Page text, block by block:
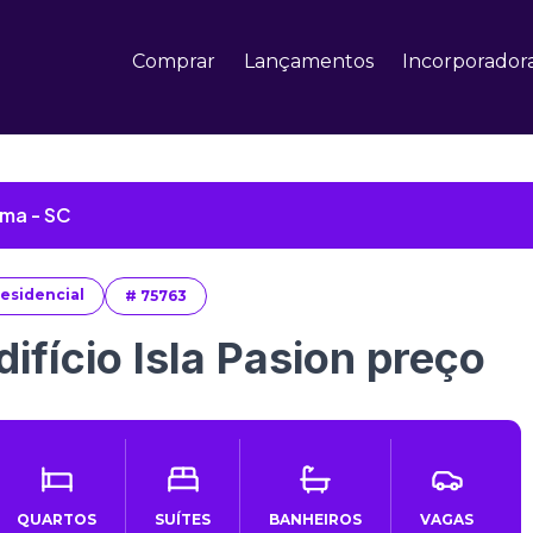
Comprar Lançamentos
- SC
# 75763
Isla Pasion preço
QUARTOS SUÍTES BANHEIROS VAGAS